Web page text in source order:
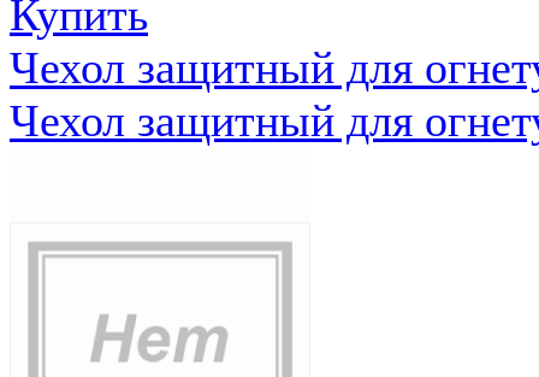
Купить
Чехол защитный для
Чехол защитный для